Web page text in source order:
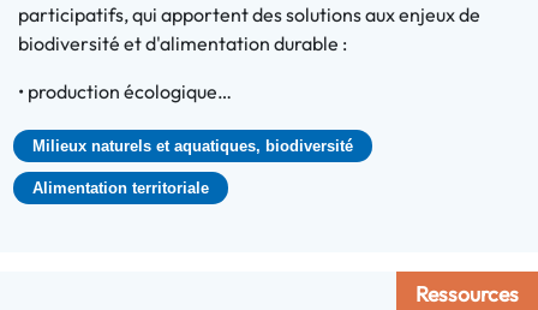
participatifs, qui apportent des solutions aux enjeux de
biodiversité et d'alimentation durable :
• production écologique…
Milieux naturels et aquatiques, biodiversité
Alimentation territoriale
Ressources